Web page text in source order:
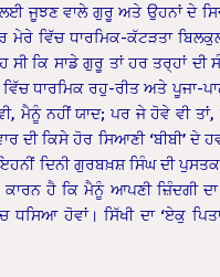
ਜੂਝਣ ਵਾਲੇ ਗੁਰੂ ਅਤੇ ਉਹਨਾਂ ਦੇ
ਵਿੱਚ ਧਾਰਮਿਕ-ਕੱਟੜਤਾ ਬਿਲਕੁਲ
ਸੀ ਕਿ ਸਾਡੇ ਗੁਰੂ ਤਾਂ ਹਰ ਤਰ੍ਹਾਂ
ਧਾਰਮਿਕ ਰਹੁ-ਰੀਤ ਅਤੇ ਪੂਜਾ-
ਮੈਨੂੰ ਨਹੀਂ ਯਾਦ; ਪਰ ਜੇ ਹੋਵੇ ਵੀ ਤਾਂ,
ਦੀ ਕਿਸੇ ਹੋਰ ਸਿਆਣੀ ‘ਬੀਬੀ’ ਦੇ
ਦਿਨੀ ਗੁਰਬਖ਼ਸ਼ ਸਿੰਘ ਦੀ
ਹੈ ਕਿ ਮੈਨੂੰ ਆਪਣੀ ਜ਼ਿੰਦਗੀ
ਧਸਿਆ ਹੋਵਾਂ। ਸਿੱਖੀ ਦਾ ‘ਏਕੁ